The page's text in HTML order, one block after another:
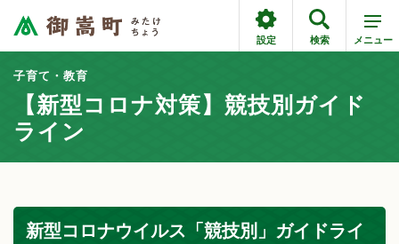
設定 検索 メニュー
子育て・教育
【新型コロナ対策】競技別ガイド
ライン
新型コロナウイルス「競技別」ガイドライ